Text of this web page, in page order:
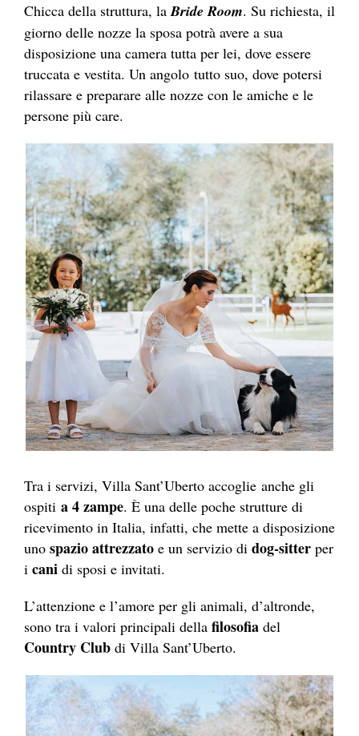
Chicca della struttura, laBride Room. Su richiesta, il
giorno delle nozze la sposa potrà avere a sua
disposizione una camera tutta per lei, dove essere
truccata e vestita. Un angolo tutto suo, dove potersi
rilassare e preparare alle nozze con le amiche e le
persone più care.
Tra i servizi, Villa Sant’Uberto accoglie anche gli
ospiti a 4 zampe. È una delle poche strutture di
ricevimento in Italia, infatti, che mette a disposizione
uno spazio attrezzato e un servizio di dog-sitter per
i cani di sposi e invitati.
L’attenzione e l’amore per gli animali, d’altronde,
sono tra i valori principali della filosofia del
Country Club di Villa Sant’Uberto.